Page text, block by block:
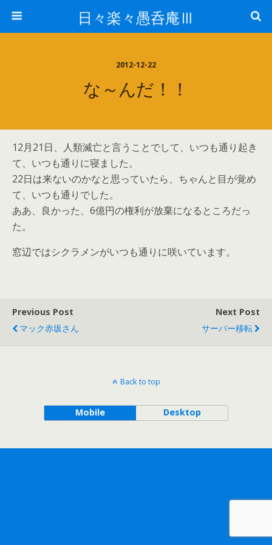
日々楽々愚呑庵Ⅲ
2012-12-22
な～んだ！！
12月21日、人類滅亡と言うことでして、いつも通り起き
て、いつも通りに寝ました。
22日は来ないのかなと思っていたら、ちゃんと目が覚め
て、いつも通りでした。
ああ、良かった、6億円の権利が放棄になるところだっ
た。
窓辺ではシクラメンがいつも通りに咲いています。
Previous Post
マック赤坂さん
Next Post
サーバー移転
Back to top
Mobile Desktop